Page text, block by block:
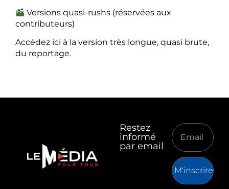
Versions quasi-rushs (réservées aux
contributeurs)
Accédez ici à la version très longue, quasi brute,
du reportage.
Restez
informé
par email
M'inscrire